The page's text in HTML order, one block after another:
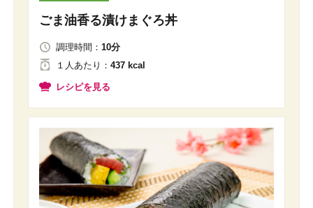
ごま油香る漬けまぐろ丼
調理時間： 10分
１人 あたり ： 437 kcal
レシピを見る